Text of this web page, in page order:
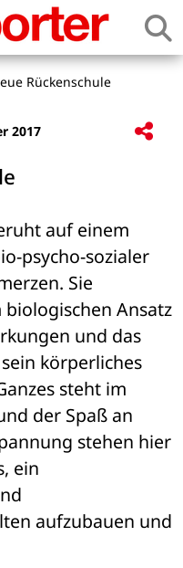
Rückenschule
2017
auf einem
psycho-sozialer
Sie
Ansatz
und das
körperliches
steht im
der Spaß an
stehen hier
ein
aufzubauen und